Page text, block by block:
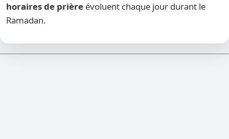
horaires de prière évoluent chaque jour durant le
Ramadan.